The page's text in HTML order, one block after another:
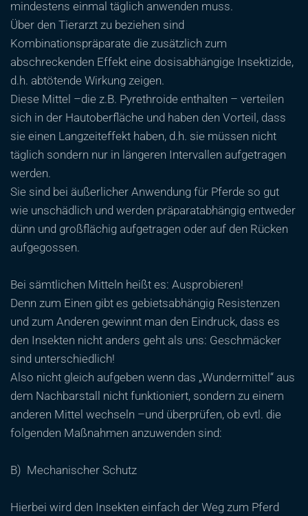
mindestens einmal täglich anwenden muss.
Über den Tierarzt zu beziehen sind
Kombinationspräparate die zusätzlich zum
abschreckenden Effekt eine dosisabhängige Insektizide,
d.h. abtötende Wirkung zeigen.
Diese Mittel –die z.B. Pyrethroide enthalten – verteilen
sich in der Hautoberfläche und haben den Vorteil, dass
sie einen Langzeiteffekt haben, d.h. sie müssen nicht
täglich sondern nur in längeren Intervallen aufgetragen
werden.
Sie sind bei äußerlicher Anwendung für Pferde so gut
wie unschädlich und werden präparatabhängig entweder
dünn und großflächig aufgetragen oder auf den Rücken
aufgegossen.
Bei sämtlichen Mitteln heißt es: Ausprobieren!
Denn zum Einen gibt es gebietsabhängig Resistenzen
und zum Anderen gewinnt man den Eindruck, dass es
den Insekten nicht anders geht als uns: Geschmäcker
sind unterschiedlich!
Also nicht gleich aufgeben wenn das „Wundermittel“ aus
dem Nachbarstall nicht funktioniert, sondern zu einem
anderen Mittel wechseln –und überprüfen, ob evtl. die
folgenden Maßnahmen anzuwenden sind:
B) Mechanischer Schutz
Hierbei wird den Insekten einfach der Weg zum Pferd